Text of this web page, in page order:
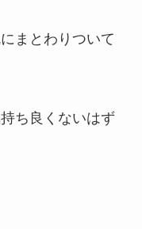
まとわりついて
ち良くないはず